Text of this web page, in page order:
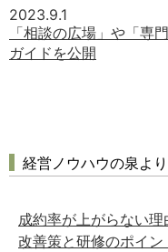
2023.9.1
「相談の広場」や「専
ガイドを公開
経営ノウハウの泉よ
成約率が上がらない
改善策と研修のポイン